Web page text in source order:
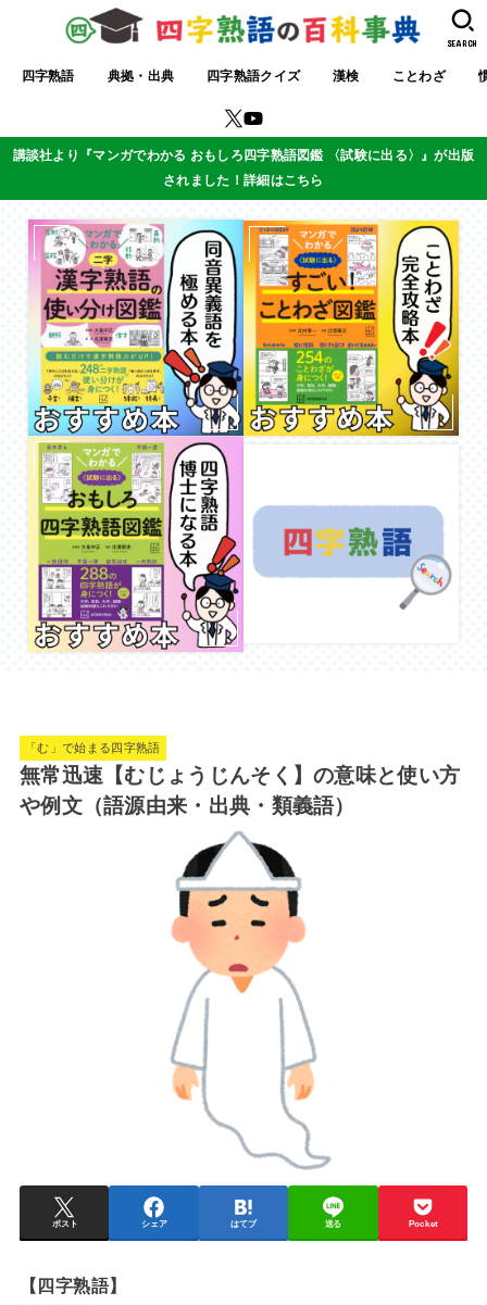
四字熟語 典拠・出典 四字熟語クイズ 漢検 ことわざ
SEARCH
講談社より『マンガでわかる おもしろ四字熟語図鑑 〈試験に出る〉』が出版
されました！詳細はこちら
「む」で始まる四字熟語
無常迅速【むじょうじんそく】の意味と使い方
や例文（語源由来・出典・類義語）
ポスト シェア はてブ 送る Pocket
【四字熟語】